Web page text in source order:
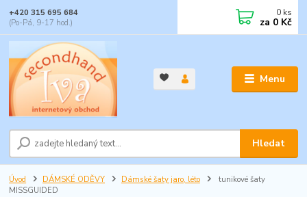
Menu
Hledat
+420 315 695 684
(Po-Pá, 9-17 hod.)
0 ks
za 0 Kč
Úvod DÁMSKÉ ODĚVY Dámské šaty jaro, léto
tunikové šaty
MISSGUIDED